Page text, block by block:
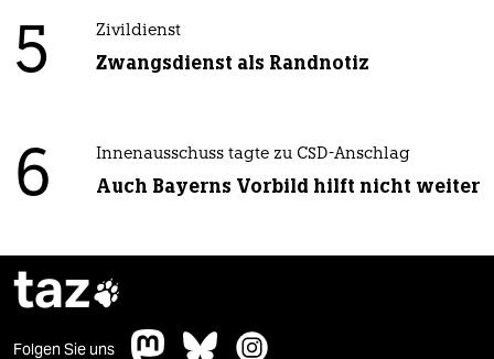
5 Zivildienst
Zwangsdienst als Randnotiz
6 Innenausschuss tagte zu CSD-Anschlag
Auch Bayerns Vorbild hilft nicht weiter
taz
Folgen Sie uns